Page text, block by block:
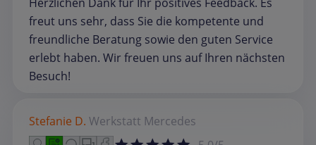
freut uns sehr, dass Sie die kompetente und
freundliche Beratung sowie den guten Service
erlebt haben. Wir freuen uns auf Ihren nächsten
Besuch!
Stefanie D. Werkstatt Mercedes